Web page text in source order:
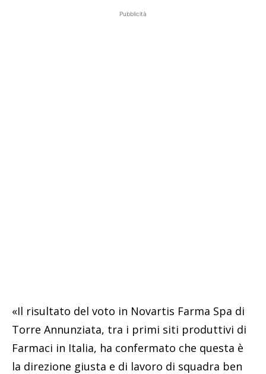
Pubblicità
«Il risultato del voto in Novartis Farma Spa di
Torre Annunziata, tra i primi siti produttivi di
Farmaci in Italia, ha confermato che questa è
la direzione giusta e di lavoro di squadra ben